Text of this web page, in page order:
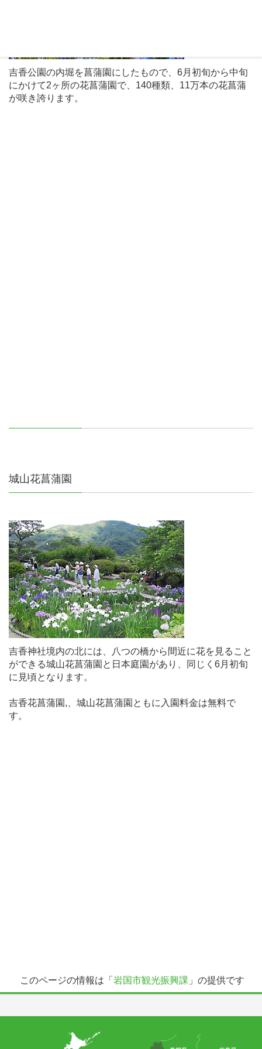
吉香公園の内堀を菖蒲園にしたもので、6月初旬から中旬
にかけて2ヶ所の花菖蒲園で、140種類、11万本の花菖蒲
が咲き誇ります。
城山花菖蒲園
吉香神社境内の北には、八つの橋から間近に花を見ること
ができる城山花菖蒲園と日本庭園があり、同じく6月初旬
に見頃となります。
吉香花菖蒲園,、城山花菖蒲園ともに入園料金は無料で
す。
このページの情報は「 岩国市観光振興課 」の提供です